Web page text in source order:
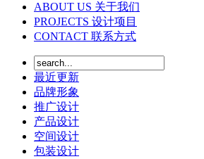
ABOUT US 关于我们
PROJECTS 设计项目
CONTACT 联系方式
最近更新
品牌形象
推广设计
产品设计
空间设计
包装设计